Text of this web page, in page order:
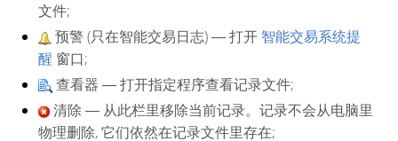
文件;
预警 (只在智能交易日志) ― 打开 智能交易系统提
醒 窗口;
查看器 ― 打开指定程序查看记录文件;
清除 ― 从此栏里移除当前记录。记录不会从电脑里
物理删除, 它们依然在记录文件里存在;